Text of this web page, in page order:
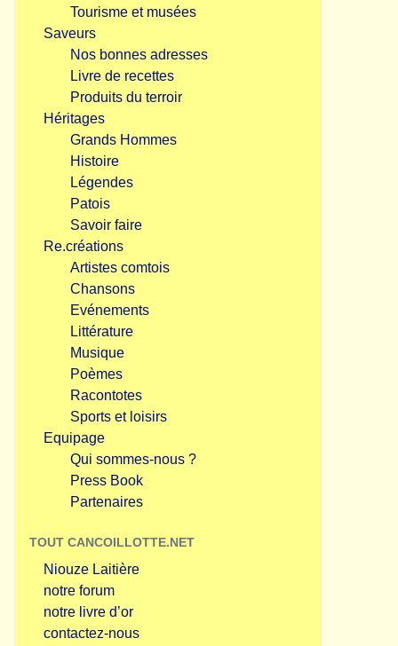
Tourisme et musées
Saveurs
Nos bonnes adresses
Livre de recettes
Produits du terroir
Héritages
Grands Hommes
Histoire
Légendes
Patois
Savoir faire
Re.créations
Artistes comtois
Chansons
Evénements
Littérature
Musique
Poèmes
Racontotes
Sports et loisirs
Equipage
Qui sommes-nous ?
Press Book
Partenaires
TOUT CANCOILLOTTE.NET
Niouze Laitière
notre forum
notre livre d’or
contactez-nous